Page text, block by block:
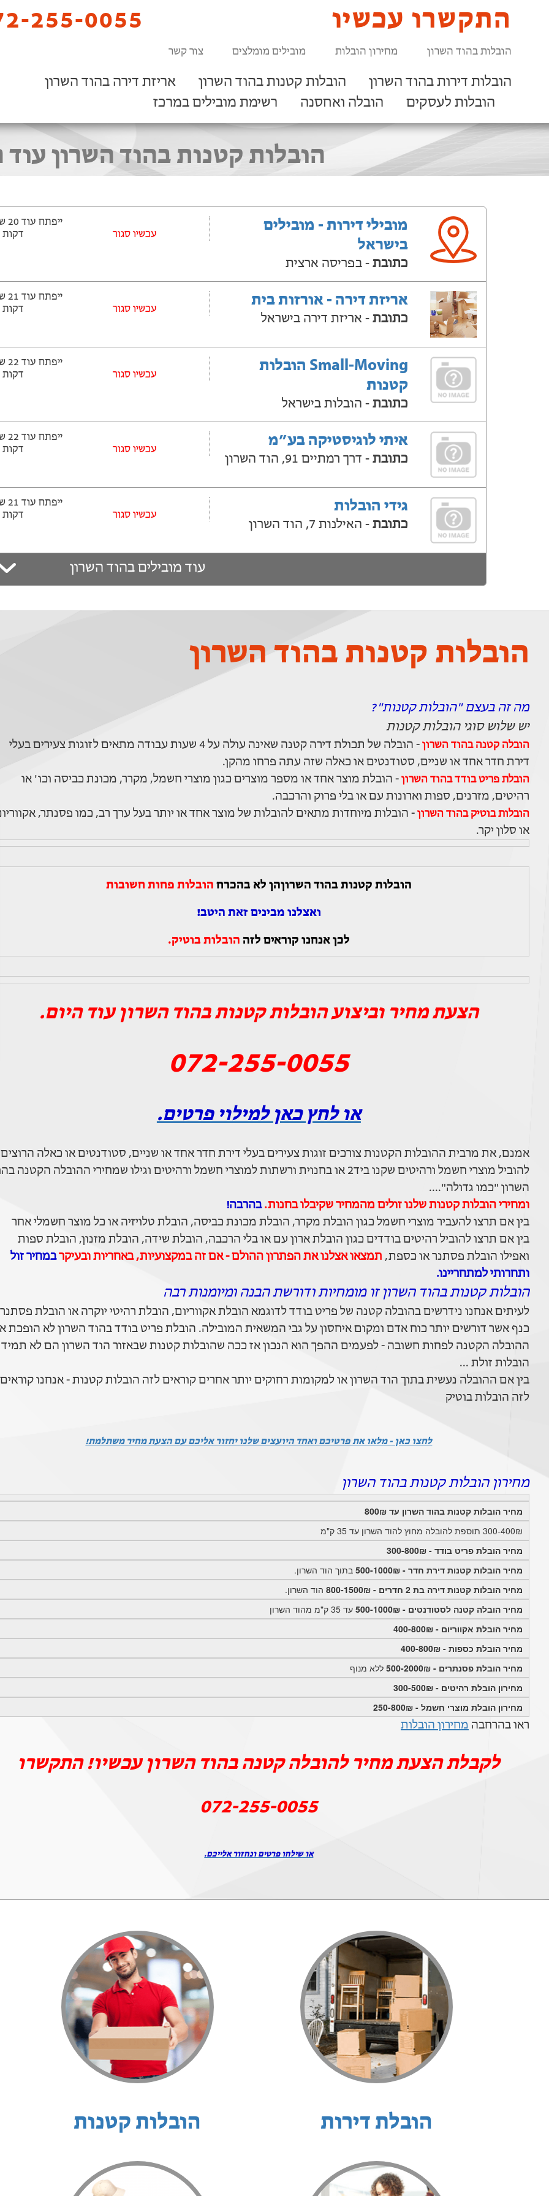
255-0055 התקשרו עכשיו
הובלות בהוד השרון מחירון הובלות מובילים מומלצים צור קשר
הובלות דירות בהוד השרון הובלות קטנות בהוד השרון
אריזת דירה בהוד השרון
הובלות לעסקים
הובלה ואחסנה רשימת מובילים במרכז
הובלות קטנות בהוד השרון עוד
מובילי דירות - מובילים
בישראל
כתובת - בפריסה ארצית
עכשיו סגור דקות
אריזת דירה - אורזות בית
כתובת - אריזת דירה בישראל
עכשיו סגור דקות
Small-Moving הובלות
קטנות
כתובת - הובלות בישראל
עכשיו סגור דקות
איתי לוגיסטיקה בע״מ
כתובת - דרך רמתיים 91, הוד השרון
עכשיו סגור דקות
גידי הובלות
כתובת - האילנות 7, הוד השרון
עכשיו סגור דקות
עוד מובילים בהוד השרון
הובלות קטנות בהוד השרון
מה זה בעצם "הובלות קטנות"?
יש שלוש סוגי הובלות קטנות
הובלה קטנה בהוד השרון
- הובלה של תכולת דירה קטנה שאינה עולה על 4 שעות עבודה מתאים לזוגות צעירים בעלי
דירת חדר אחד או שניים, סטודנטים או כאלה שזה עתה פרחו מהקן.
הובלת פריט בודד בהוד השרון - הובלת מוצר אחד או מספר מוצרים כגון מוצרי חשמל, מקרר, מכונת כביסה וכו' או
רהיטים, מזרנים, ספות וארונות עם או בלי פרוק והרכבה.
הובלות בוטיק בהוד השרון - הובלות מיוחדות מתאים להובלות של מוצר אחד או יותר בעל ערך רב, כמו פסנתר,
או סלון יקר.
הובלות קטנות בהוד השרוןהן לא בהכרח הובלות פחות חשובות
ואצלנו מבינים זאת היטב!
לכן אנחנו קוראים לזה הובלות בוטיק.
הצעת מחיר וביצוע הובלות קטנות בהוד השרון עוד היום.
072-255-0055
או לחץ כאן למילוי פרטים.
אמנם, את מרבית ההובלות הקטנות צורכים זוגות צעירים בעלי דירת חדר אחד או שניים, סטודנטים או כאלה הרוצים
להוביל מוצרי חשמל ורהיטים שקנו ביד2 או בחנוית ורשתות למוצרי חשמל ורהיטים וגילו שמחירי ההובלה הקטנה
השרון "כמו גדולה"....
ומחירי הובלות קטנות שלנו זולים מהמחיר שקיבלו בחנות.בהרבה!
בין אם תרצו להעביר מוצרי חשמל כגון הובלת מקרר, הובלת מכונת כביסה, הובלת טלויזיה או כל מוצר חשמלי אחר
בין אם תרצו להוביל רהיטים בודדים כגון הובלת ארון עם או בלי הרכבה, הובלת שידה, הובלת מזנון, הובלת ספות
ואפילו הובלת פסתנר או כספת, תמצאו אצלנו את הפתרון ההולם - אם זה במקצועיות, באחריות ובעיקרבמחיר זול
ותחרותי למתחריינו.
הובלות קטנות בהוד השרון זו מומחיות ודורשת הבנה ומיומנות רבה
לעיתים אנחנו נידרשים בהובלה קטנה של פריט בודד לדוגמא הובלת אקווריום, הובלת רהיטי יוקרה או הובלת פסתנר
כנף אשר דורשים יותר כוח אדם ומקום איחסון על גבי המשאית המובילה. הובלת פריט בודד בהוד השרון לא הופכת
ההובלה הקטנה לפחות חשובה - לפעמים ההפך הוא הנכון אז ככה שהובלות קטנות שבאזור הוד השרון הם לא תמיד
הובלות זולת ...
בין אם ההובלה נעשית בתוך הוד השרון או למקומות רחוקים יותר אחרים קוראים לזה הובלות קטנות - אנחנו קוראים
לזה הובלות בוטיק
לחצו כאן - מלאו את פרטיכם ואחד היועצים שלנו יחזור אליכם עם הצעת מחיר משתלמת!
מחירון הובלות קטנות בהוד השרון
מחיר הובלות קטנות בהוד השרון עד 800₪
300-400₪ תוספת להובלה מחוץ להוד השרון עד 35 ק"מ
מחיר הובלת פריט בודד - 300-800₪
מחיר הובלות קטנות דירת חדר - 500-1000₪
בתוך הוד השרון.
מחיר הובלות קטנות דירה בת 2 חדרים - 800-1500₪
הוד השרון.
מחיר הובלה קטנה לסטודנטים - 500-1000₪
עד 35 ק"מ מהוד השרון
מחיר הובלת אקווריום - 400-800₪
מחיר הובלת כספות - 400-800₪
מחיר הובלת פסנתרים - 500-2000₪
ללא מנוף
מחירון הובלת רהיטים - 300-500₪
מחירון הובלת מוצרי חשמל - 250-800₪
ראו בהרחבה מחירון הובלות
לקבלת הצעת מחיר להובלה קטנה בהוד השרון עכשיו! התקשרו
072-255-0055
או שילחו פרטים ונחזור אלייכם.
הובלות קטנות הובלת דירות